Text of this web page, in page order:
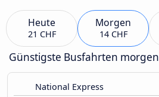
Heute
21 CHF
Morgen
14 CHF
Günstigste Busfahrten morgen
National Express